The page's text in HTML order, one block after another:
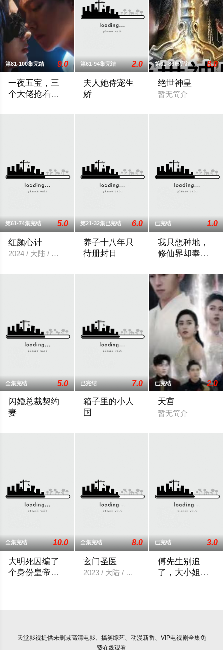
第81-100集完结 9.0
一夜五宝，三
个大佬抢着当
第61-94集完结 2.0
夫人她侍宠生
娇
第61-86集完结 8.0
绝世神皇
暂无简介
第61-74集完结 5.0
红颜心计
2024 / 大陆 / 短剧
第21-32集已完结 6.0
养子十八年只
待册封日
已完结 1.0
我只想种地，
修仙界却奉我
全集完结 5.0
闪婚总裁契约
妻
已完结 7.0
箱子里的小人
国
已完结 2.0
天宫
暂无简介
全集完结 10.0
大明死囚编了
个身份皇帝给
全集完结 8.0
玄门圣医
2023 / 大陆 / 反转爽
已完结 3.0
傅先生别追
了，大小姐是
天堂影视提供未删减高清电影、搞笑综艺、动漫新番、VIP电视剧全集免
费在线观看